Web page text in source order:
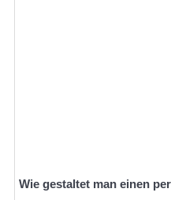
Wie gestaltet man einen